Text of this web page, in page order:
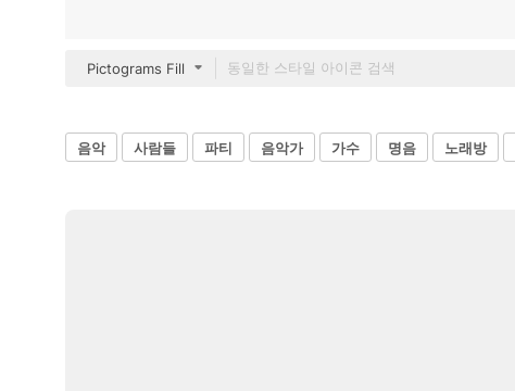
Pictograms Fill
음악 사람들 파티 음악가 가수 명음 노래방